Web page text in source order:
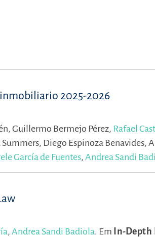
2025-2026
Guillermo Bermejo Pérez, Rafael
Summers, Diego Espinoza Benavides,
García de Fuentes, Andrea Sandi
, Andrea Sandi Badiola. Em In-Depth